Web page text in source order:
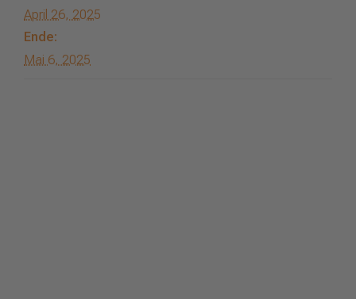
April 26, 2025
Ende:
Mai 6, 2025